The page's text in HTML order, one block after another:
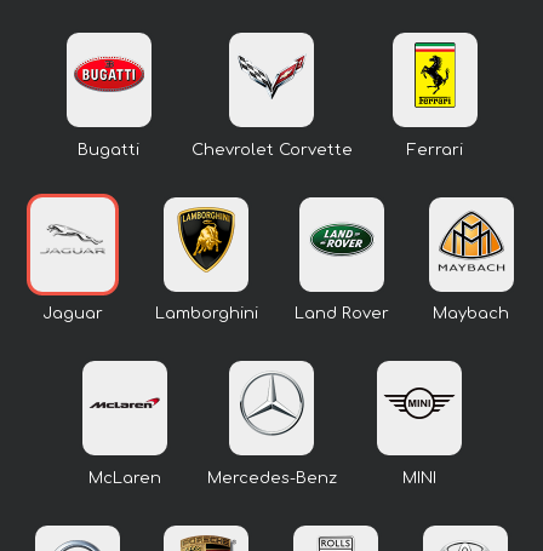
Bugatti Chevrolet Corvette Ferrari
Jaguar Lamborghini Land Rover Maybach
McLaren Mercedes-Benz MINI